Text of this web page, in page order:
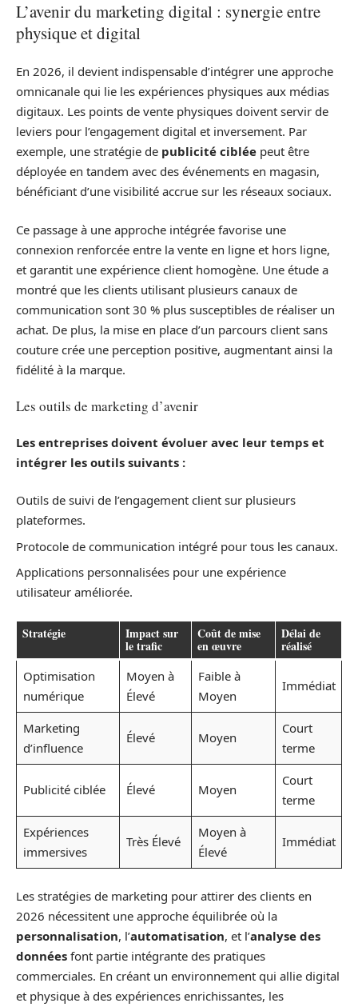
L’avenir du marketing digital : synergie entre
physique et digital
En 2026, il devient indispensable d’intégrer une approche
omnicanale qui lie les expériences physiques aux médias
digitaux. Les points de vente physiques doivent servir de
leviers pour l’engagement digital et inversement. Par
exemple, une stratégie de publicité ciblée peut être
déployée en tandem avec des événements en magasin,
bénéficiant d’une visibilité accrue sur les réseaux sociaux.
Ce passage à une approche intégrée favorise une
connexion renforcée entre la vente en ligne et hors ligne,
et garantit une expérience client homogène. Une étude a
montré que les clients utilisant plusieurs canaux de
communication sont 30 % plus susceptibles de réaliser un
achat. De plus, la mise en place d’un parcours client sans
couture crée une perception positive, augmentant ainsi la
fidélité à la marque.
Les outils de marketing d’avenir
Les entreprises doivent évoluer avec leur temps et
intégrer les outils suivants :
Outils de suivi de l’engagement client sur plusieurs
plateformes.
Protocole de communication intégré pour tous les canaux.
Applications personnalisées pour une expérience
utilisateur améliorée.
Stratégie Impact sur
le trafic
Coût de mise
en œuvre
Délai de
réalisé
Optimisation
numérique
Moyen à
Élevé
Faible à
Moyen
Immédiat
Marketing
d’influence
Élevé Moyen
Court
terme
Publicité ciblée Élevé Moyen
Court
terme
Expériences
immersives
Très Élevé
Moyen à
Élevé
Immédiat
Les stratégies de marketing pour attirer des clients en
2026 nécessitent une approche équilibrée où la
personnalisation, l’automatisation, et l’analyse des
données font partie intégrante des pratiques
commerciales. En créant un environnement qui allie digital
et physique à des expériences enrichissantes, les